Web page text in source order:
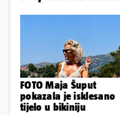
FOTO Maja Šuput
pokazala je isklesano
tijelo u bikiniju